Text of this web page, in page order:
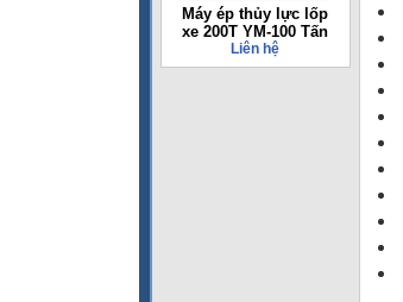
Máy ép thủy lực lốp
xe 200T YM-100 Tấn
Liên hệ